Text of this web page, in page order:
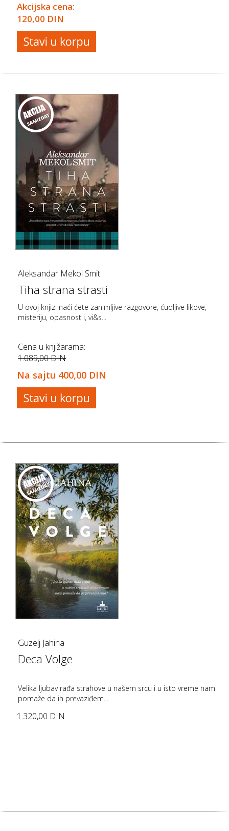
Akcijska cena:
120,00 DIN
Aleksandar Mekol Smit
Tiha strana strasti
U ovoj knjizi naći ćete zanimljive razgovore, ćudljive likove,
misteriju, opasnost i, vi&s...
Cena u knjižarama:
1.089,00 DIN
Na sajtu 400,00 DIN
Guzelj Jahina
Deca Volge
Velika ljubav rađa strahove u našem srcu i u isto vreme nam
pomaže da ih prevaziđem...
1.320,00 DIN